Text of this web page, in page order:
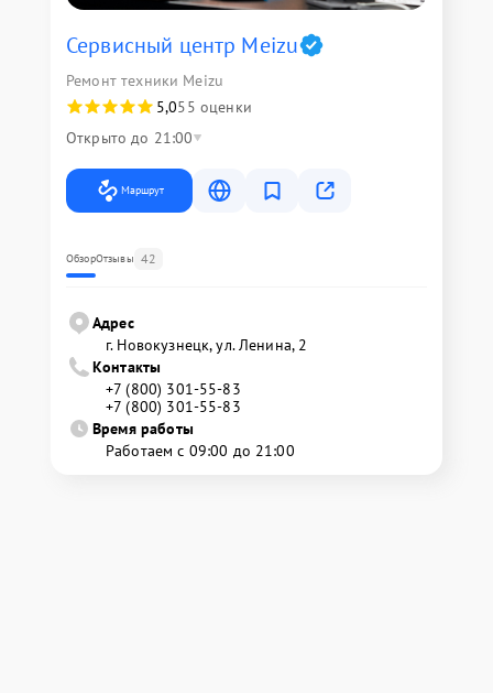
Сервисный центр Meizu
Ремонт техники Meizu
5,055 оценки
Открыто до 21:00
Маршрут
ОбзорОтзывы 42
Адрес
г. Новокузнецк, ул. Ленина, 2
Контакты
+7 (800) 301-55-83
+7 (800) 301-55-83
Время работы
Работаем с 09:00 до 21:00